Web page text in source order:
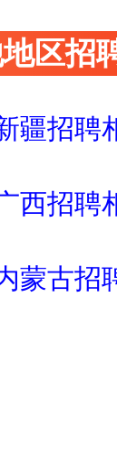
区招
疆招聘
西招聘
蒙古招